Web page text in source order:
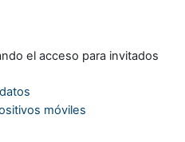
el acceso para invitados
móviles